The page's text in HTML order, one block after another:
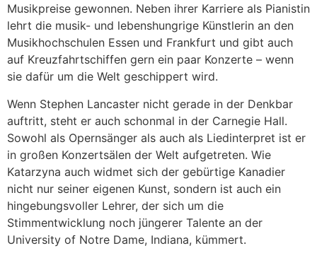
Musikpreise gewonnen. Neben ihrer Karriere als Pianistin
lehrt die musik- und lebenshungrige Künstlerin an den
Musikhochschulen Essen und Frankfurt und gibt auch
auf Kreuzfahrtschiffen gern ein paar Konzerte – wenn
sie dafür um die Welt geschippert wird.
Wenn Stephen Lancaster nicht gerade in der Denkbar
auftritt, steht er auch schonmal in der Carnegie Hall.
Sowohl als Opernsänger als auch als Liedinterpret ist er
in großen Konzertsälen der Welt aufgetreten. Wie
Katarzyna auch widmet sich der gebürtige Kanadier
nicht nur seiner eigenen Kunst, sondern ist auch ein
hingebungsvoller Lehrer, der sich um die
Stimmentwicklung noch jüngerer Talente an der
University of Notre Dame, Indiana, kümmert.